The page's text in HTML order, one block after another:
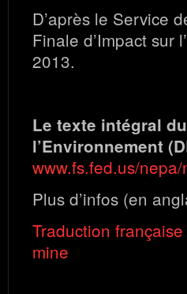
D’après le Service
Finale d’Impact sur
2013.
Le texte intégral
l’Environnement
www.fs.fed.us/
Plus d’infos (en
Traduction
mine